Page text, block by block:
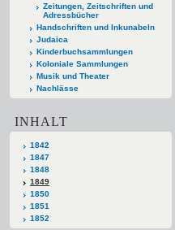
Zeitungen, Zeitschriften und
Adressbücher
Handschriften und Inkunabeln
Judaica
Kinderbuchsammlungen
Koloniale Sammlungen
Musik und Theater
Nachlässe
INHALT
1842
1847
1848
1849
1850
1851
1852